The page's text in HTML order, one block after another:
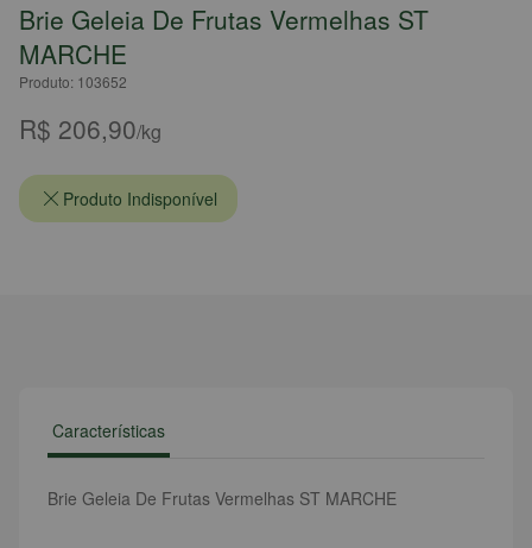
Brie Geleia De Frutas Vermelhas ST
MARCHE
Produto: 103652
R$ 206,90/kg
Produto Indisponível
Características
Brie Geleia De Frutas Vermelhas ST MARCHE